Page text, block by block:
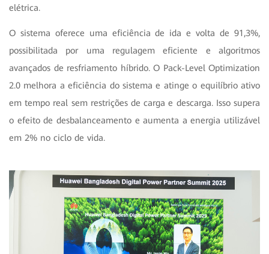
elétrica.
O sistema oferece uma eficiência de ida e volta de 91,3%,
possibilitada por uma regulagem eficiente e algoritmos
avançados de resfriamento híbrido. O Pack-Level Optimization
2.0 melhora a eficiência do sistema e atinge o equilíbrio ativo
em tempo real sem restrições de carga e descarga. Isso supera
o efeito de desbalanceamento e aumenta a energia utilizável
em 2% no ciclo de vida.